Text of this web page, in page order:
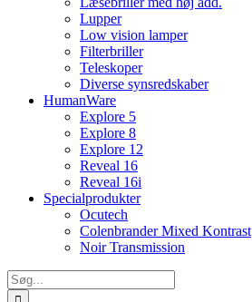
Lupper
Low vision lamper
Filterbriller
Teleskoper
Diverse synsredskaber
HumanWare
Explore 5
Explore 8
Explore 12
Reveal 16
Reveal 16i
Specialprodukter
Ocutech
Colenbrander Mixed Kontrast
Noir Transmission
Søg
efter: